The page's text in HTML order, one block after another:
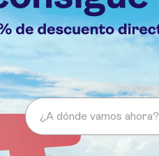
¿A dónde vamos ahora?